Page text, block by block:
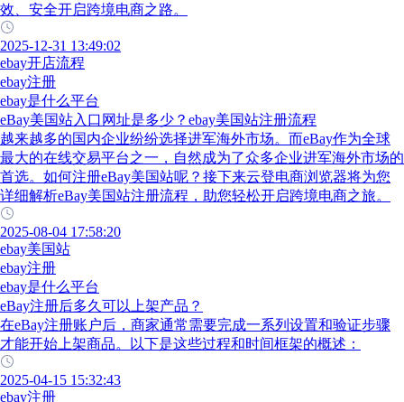
效、安全开启跨境电商之路。
2025-12-31 13:49:02
ebay开店流程
ebay注册
ebay是什么平台
eBay美国站入口网址是多少？ebay美国站注册流程
越来越多的国内企业纷纷选择进军海外市场。而eBay作为全球
最大的在线交易平台之一，自然成为了众多企业进军海外市场的
首选。如何注册eBay美国站呢？接下来云登电商浏览器将为您
详细解析eBay美国站注册流程，助您轻松开启跨境电商之旅。
2025-08-04 17:58:20
ebay美国站
ebay注册
ebay是什么平台
eBay注册后多久可以上架产品？
在eBay注册账户后，商家通常需要完成一系列设置和验证步骤
才能开始上架商品。以下是这些过程和时间框架的概述：
2025-04-15 15:32:43
ebay注册